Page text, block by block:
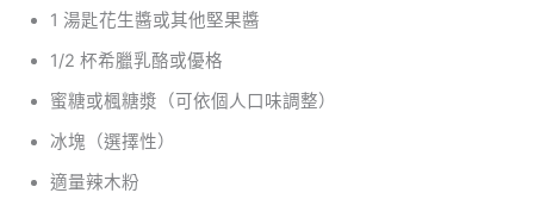
1 湯匙花生醬或其他堅果醬
1/2 杯希臘乳酪或優格
蜜糖或楓糖漿（可依個人口味調整）
冰塊（選擇性）
適量辣木粉